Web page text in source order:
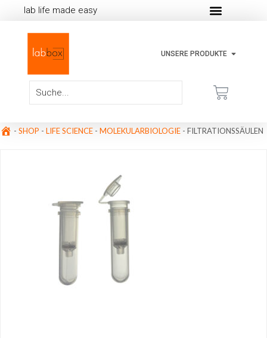
lab life made easy
UNSERE PRODUKTE
- SHOP - LIFE SCIENCE - MOLEKULARBIOLOGIE - FILTRATIONSSÄULEN